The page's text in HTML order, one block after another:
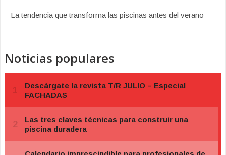
La tendencia que transforma las piscinas antes del verano
Noticias populares